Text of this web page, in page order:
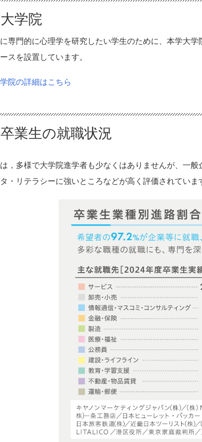
大学院
専門的に心理学を研究したい学生のために、本学大
スを設置しています。
院の詳細はこちら
卒業生の就職状況
，多様で大学院進学者も少なくはありませんが、一
・リテラシーに強いところなどが高く評価されていま